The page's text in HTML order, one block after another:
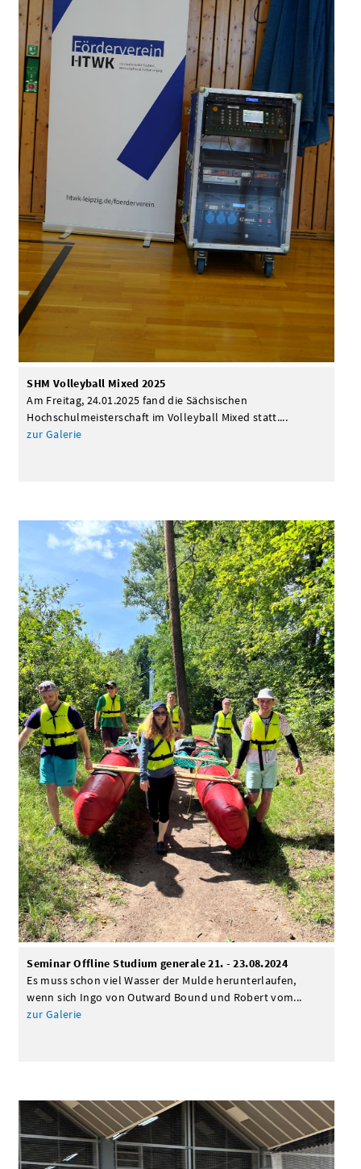
SHM Volleyball Mixed 2025
Am Freitag, 24.01.2025 fand die Sächsischen
Hochschulmeisterschaft im Volleyball Mixed statt....
zur Galerie
Seminar Offline Studium generale 21. - 23.08.2024
Es muss schon viel Wasser der Mulde herunterlaufen,
wenn sich Ingo von Outward Bound und Robert vom...
zur Galerie